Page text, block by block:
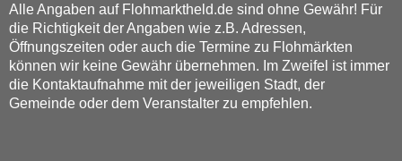
Alle Angaben auf Flohmarktheld.de sind ohne Gewähr! Für
die Richtigkeit der Angaben wie z.B. Adressen,
Öffnungszeiten oder auch die Termine zu Flohmärkten
können wir keine Gewähr übernehmen. Im Zweifel ist immer
die Kontaktaufnahme mit der jeweiligen Stadt, der
Gemeinde oder dem Veranstalter zu empfehlen.